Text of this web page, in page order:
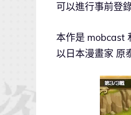
可以進行事前登
本作是 mobcast
以日本漫畫家 原